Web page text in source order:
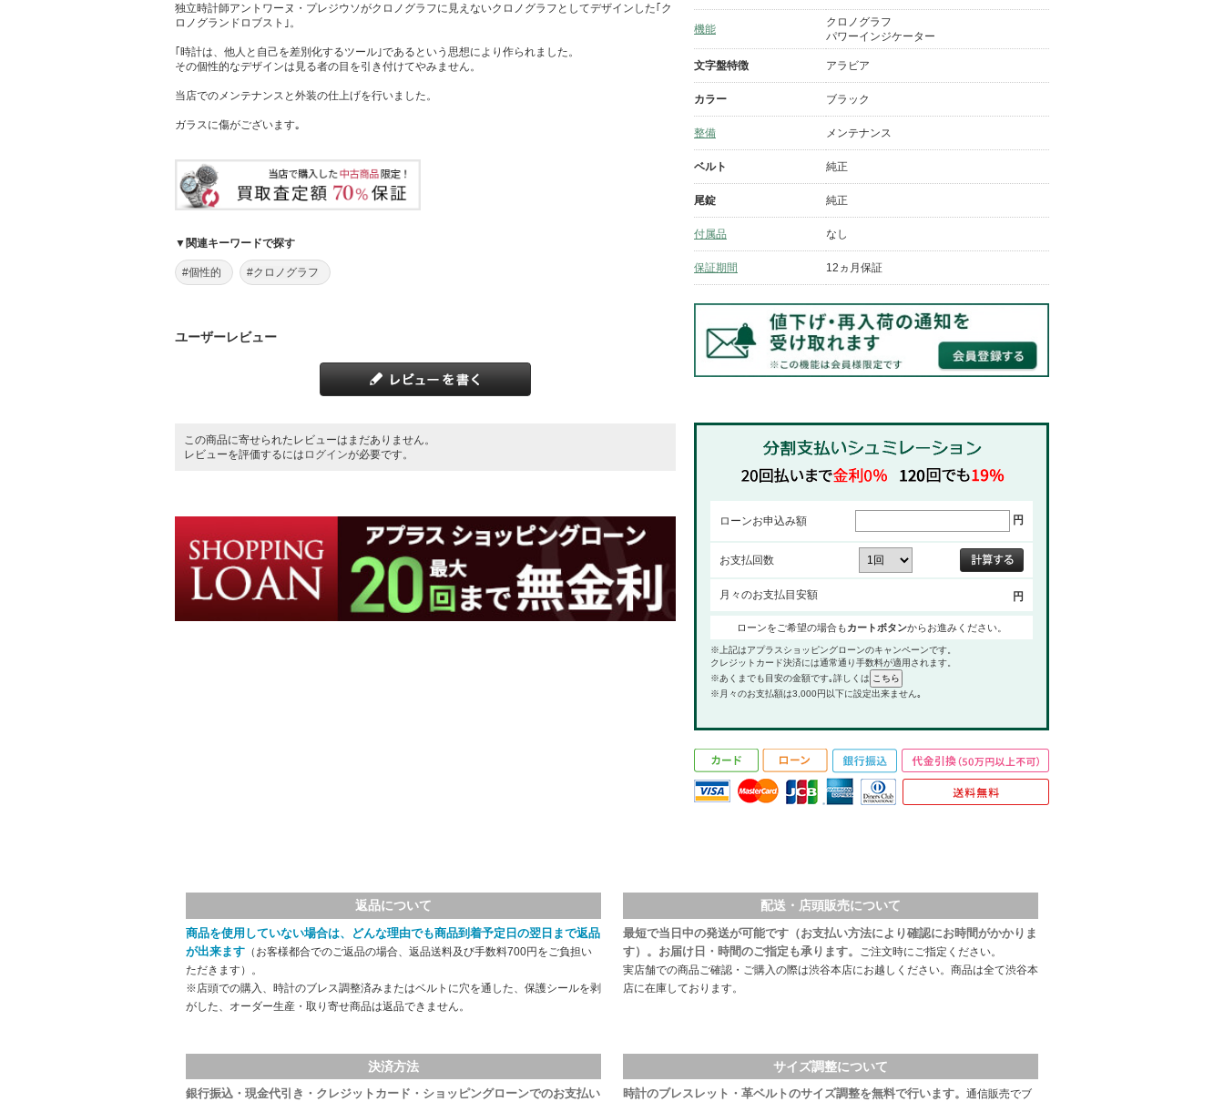
独立時計師アントワーヌ・プレジウソがクロノグラフに見えないクロノグラフとしてデザインした｢ク
ロノグランドロブスト｣。
｢時計は、他人と自己を差別化するツール｣であるという思想により作られました。
その個性的なデザインは見る者の目を引き付けてやみません。
当店でのメンテナンスと外装の仕上げを行いました。
ガラスに傷がございます｡
▼関連キーワードで探す
#個性的 #クロノグラフ
ユーザーレビュー
この商品に寄せられたレビューはまだありません。
レビューを評価するには ログインが必要です。
機能
クロノグラフ
パワーインジケーター
文字盤特徴 アラビア
カラー ブラック
整備 メンテナンス
ベルト 純正
尾錠 純正
付属品 なし
保証期間 12ヵ月保証
ローンお申込み額 円
お支払回数
月々のお支払目安額 円
ローンをご希望の場合もカートボタンからお進みください。
※上記はアプラスショッピングローンのキャンペーンです。
クレジットカード決済には通常通り手数料が適用されます。
※あくまでも目安の金額です｡詳しくは
※月々のお支払額は3,000円以下に設定出来ません｡
返品について
商品を使用していない場合は、どんな理由でも商品到着予定日の翌日まで返品
が出来ます （お客様都合でのご返品の場合、返品送料及び手数料700円をご負担い
ただきます）。
※店頭での購入、時計のブレス調整済みまたはベルトに穴を通した、保護シールを剥
がした、オーダー生産・取り寄せ商品は返品できません。
配送・店頭販売について
最短で当日中の発送が可能です（お支払い方法により確認にお時間がかかりま
す）。お届け日・時間のご指定も承ります。
ご注文時にご指定ください。
実店舗での商品ご確認・ご購入の際は渋谷本店にお越しください。商品は全て渋谷本
店に在庫しております。
決済方法
銀行振込・現金代引き・クレジットカード・ショッピングローンでのお支払い
サイズ調整について
時計のブレスレット・革ベルトのサイズ調整を無料で行います。 通信販売でブ